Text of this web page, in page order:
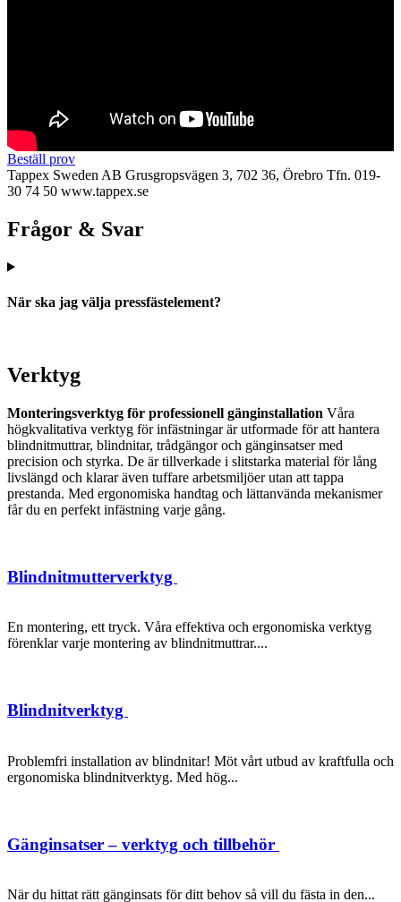
Beställ prov
Tappex Sweden AB Grusgropsvägen 3, 702 36, Örebro Tfn. 019-
30 74 50 www.tappex.se
Frågor & Svar
När ska jag välja pressfästelement?
Verktyg
Monteringsverktyg för professionell gänginstallation Våra
högkvalitativa verktyg för infästningar är utformade för att hantera
blindnitmuttrar, blindnitar, trådgängor och gänginsatser med
precision och styrka. De är tillverkade i slitstarka material för lång
livslängd och klarar även tuffare arbetsmiljöer utan att tappa
prestanda. Med ergonomiska handtag och lättanvända mekanismer
får du en perfekt infästning varje gång.
Blindnitmutterverktyg
En montering, ett tryck. Våra effektiva och ergonomiska verktyg
förenklar varje montering av blindnitmuttrar....
Blindnitverktyg
Problemfri installation av blindnitar! Möt vårt utbud av kraftfulla och
ergonomiska blindnitverktyg. Med hög...
Gänginsatser – verktyg och tillbehör
När du hittat rätt gänginsats för ditt behov så vill du fästa in den...